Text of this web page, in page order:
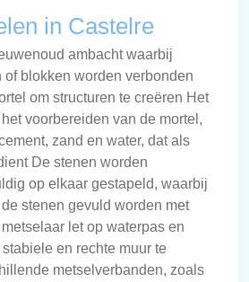
in Castelre
ambacht waarbij
of blokken worden verbonden
om structuren te creëren Het
voorbereiden van de mortel,
zand en water, dat als
De stenen worden
op elkaar gestapeld, waarbij
stenen gevuld worden met
let op waterpas en
en rechte muur te
metselverbanden, zoals